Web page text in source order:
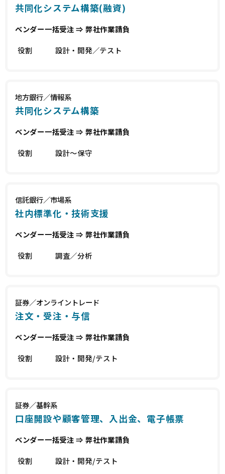
共同化システム構築(融資)
ベンダー一括受注 ⇒ 弊社作業請負
役割
設計・開発／テスト
地方銀行／情報系
共同化システム構築
ベンダー一括受注 ⇒ 弊社作業請負
役割
設計～保守
信託銀行／市場系
社内標準化・技術支援
ベンダー一括受注 ⇒ 弊社作業請負
役割
調査／分析
証券／オンライントレード
注文・受注・与信
ベンダー一括受注 ⇒ 弊社作業請負
役割
設計・開発/テスト
証券／基幹系
口座開設や顧客管理、入出金、電子帳票
ベンダー一括受注 ⇒ 弊社作業請負
役割
設計・開発/テスト